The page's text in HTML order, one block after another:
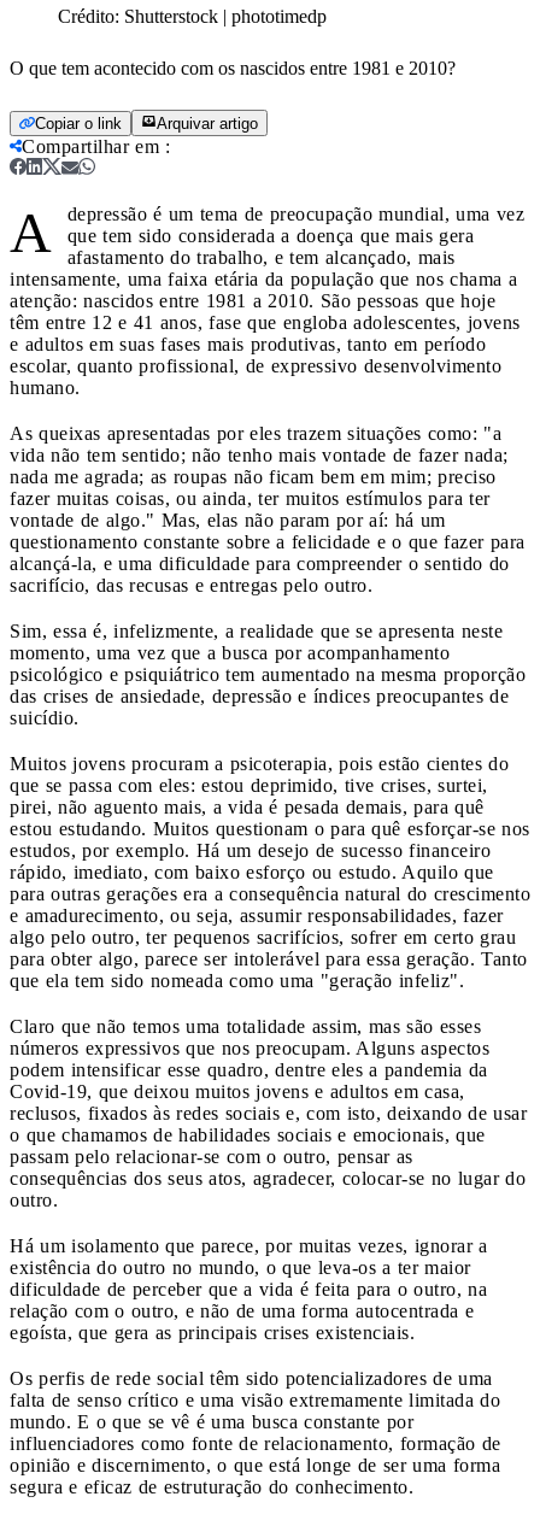
Crédito: Shutterstock | phototimedp
O que tem acontecido com os nascidos entre 1981 e 2010?
Copiar o link Arquivar artigo
Compartilhar em :
A
depressão é um tema de preocupação mundial, uma vez
que tem sido considerada a doença que mais gera
afastamento do trabalho, e tem alcançado, mais
intensamente, uma faixa etária da população que nos chama a
atenção: nascidos entre 1981 a 2010. São pessoas que hoje
têm entre 12 e 41 anos, fase que engloba adolescentes, jovens
e adultos em suas fases mais produtivas, tanto em período
escolar, quanto profissional, de expressivo desenvolvimento
humano.
As queixas apresentadas por eles trazem situações como: "a
vida não tem sentido; não tenho mais vontade de fazer nada;
nada me agrada; as roupas não ficam bem em mim; preciso
fazer muitas coisas, ou ainda, ter muitos estímulos para ter
vontade de algo." Mas, elas não param por aí: há um
questionamento constante sobre a felicidade e o que fazer para
alcançá-la, e uma dificuldade para compreender o sentido do
sacrifício, das recusas e entregas pelo outro.
Sim, essa é, infelizmente, a realidade que se apresenta neste
momento, uma vez que a busca por acompanhamento
psicológico e psiquiátrico tem aumentado na mesma proporção
das crises de ansiedade, depressão e índices preocupantes de
suicídio.
Muitos jovens procuram a psicoterapia, pois estão cientes do
que se passa com eles: estou deprimido, tive crises, surtei,
pirei, não aguento mais, a vida é pesada demais, para quê
estou estudando. Muitos questionam o para quê esforçar-se nos
estudos, por exemplo. Há um desejo de sucesso financeiro
rápido, imediato, com baixo esforço ou estudo. Aquilo que
para outras gerações era a consequência natural do crescimento
e amadurecimento, ou seja, assumir responsabilidades, fazer
algo pelo outro, ter pequenos sacrifícios, sofrer em certo grau
para obter algo, parece ser intolerável para essa geração. Tanto
que ela tem sido nomeada como uma "geração infeliz".
Claro que não temos uma totalidade assim, mas são esses
números expressivos que nos preocupam. Alguns aspectos
podem intensificar esse quadro, dentre eles a pandemia da
Covid-19, que deixou muitos jovens e adultos em casa,
reclusos, fixados às redes sociais e, com isto, deixando de usar
o que chamamos de habilidades sociais e emocionais, que
passam pelo relacionar-se com o outro, pensar as
consequências dos seus atos, agradecer, colocar-se no lugar do
outro.
Há um isolamento que parece, por muitas vezes, ignorar a
existência do outro no mundo, o que leva-os a ter maior
dificuldade de perceber que a vida é feita para o outro, na
relação com o outro, e não de uma forma autocentrada e
egoísta, que gera as principais crises existenciais.
Os perfis de rede social têm sido potencializadores de uma
falta de senso crítico e uma visão extremamente limitada do
mundo. E o que se vê é uma busca constante por
influenciadores como fonte de relacionamento, formação de
opinião e discernimento, o que está longe de ser uma forma
segura e eficaz de estruturação do conhecimento.